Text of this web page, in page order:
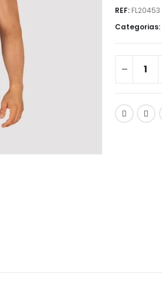
REF: FL20453
Categorias: